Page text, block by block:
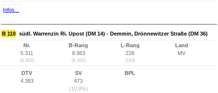
Infos...
B 110 südl. Warrenzin Ri. Upost (DM 14) - Demmin, Drönnewitzer Straße (DM 36)
Nr.
5.311
(8.983)
B-Rang
8.963
(6.562)
L-Rang
228
(163)
Land
MV
DTV
4.383
SV
473
(10,8%)
BPL